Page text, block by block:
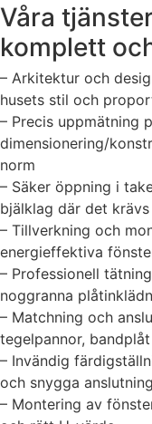
Våra
komplett
– Arkitektur och
husets stil och
– Precis uppmätning
dimensionering/
norm
– Säker öppning i
bjälklag där det krävs
– Tillverkning och
energieffektiva
– Professionell
noggranna
– Matchning och
tegelpannor,
– Invändig
och snygga
– Montering av